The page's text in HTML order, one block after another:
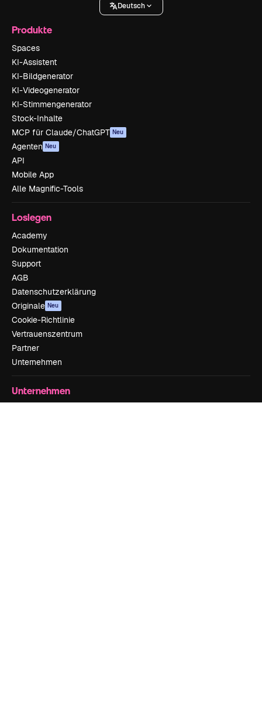
Deutsch
Produkte
Spaces
KI-Assistent
KI-Bildgenerator
KI-Videogenerator
KI-Stimmengenerator
Stock-Inhalte
MCP für Claude/ChatGPT Neu
Agenten Neu
API
Mobile App
Alle Magnific-Tools
Loslegen
Academy
Dokumentation
Support
AGB
Datenschutzerklärung
Originale Neu
Cookie-Richtlinie
Vertrauenszentrum
Partner
Unternehmen
Unternehmen